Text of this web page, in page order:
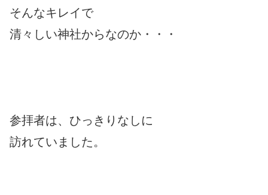
そんなキレイで
清々しい神社からなのか・・・
参拝者は、ひっきりなしに
訪れていました。